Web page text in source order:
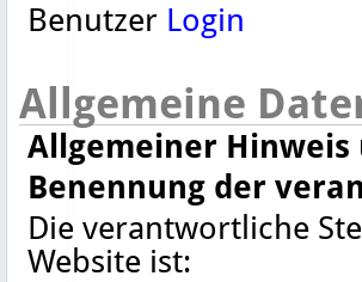
Benutzer Login
Allgemeine
Allgemeiner
Benennung der
Die verantwortliche
Website ist: